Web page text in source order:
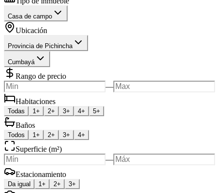
Casa de campo
Ubicación
Provincia de Pichincha
Cumbayá
Rango de precio
—
Habitaciones
Todas 1+ 2+ 3+ 4+ 5+
Baños
Todos 1+ 2+ 3+ 4+
Superficie (m²)
—
Estacionamiento
Da igual 1+ 2+ 3+